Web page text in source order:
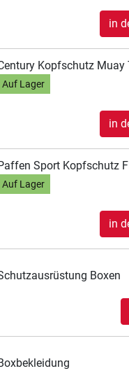
in
Kopfschutz Muay
Auf Lager
in
Sport Kopfschutz
Auf Lager
in
Boxen